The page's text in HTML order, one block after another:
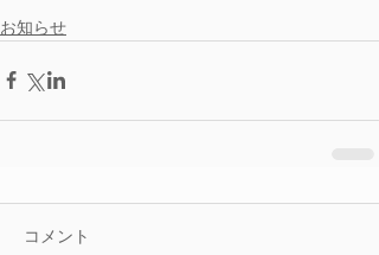
お知らせ
コメント